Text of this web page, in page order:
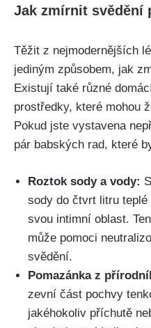
Jak zmírnit svědění
Těžit z nejmodernějších
jediným způsobem, jak
Existují také různé
prostředky, ⁢které mohou
Pokud jste vystavena
pár ‌babských ⁤rad,⁢ které
Roztok sody a ⁣vody:
sody⁤ do ​čtvrt litru teplé
svou intimní oblast.
může pomoci
svědění.
Pomazánka z
zevní část pochvy
jakéhokoliv příchutě